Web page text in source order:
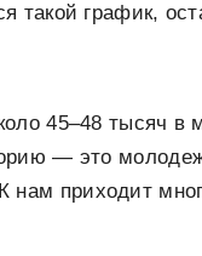
такой график,
45–48 тысяч в
— это
нам приходит